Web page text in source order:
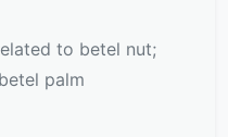
to betel nut;
palm